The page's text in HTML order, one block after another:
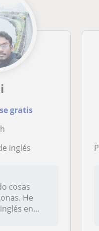
gratis
inglés
cosas
He
en